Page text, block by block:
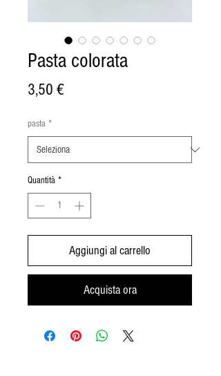
Pasta colorata
3,50 €Prezzo
pasta *
Quantità *
Aggiungi al carrello
Acquista ora